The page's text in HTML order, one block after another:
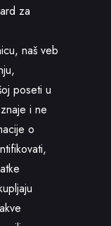
za
naš veb
poseti u
i ne
o